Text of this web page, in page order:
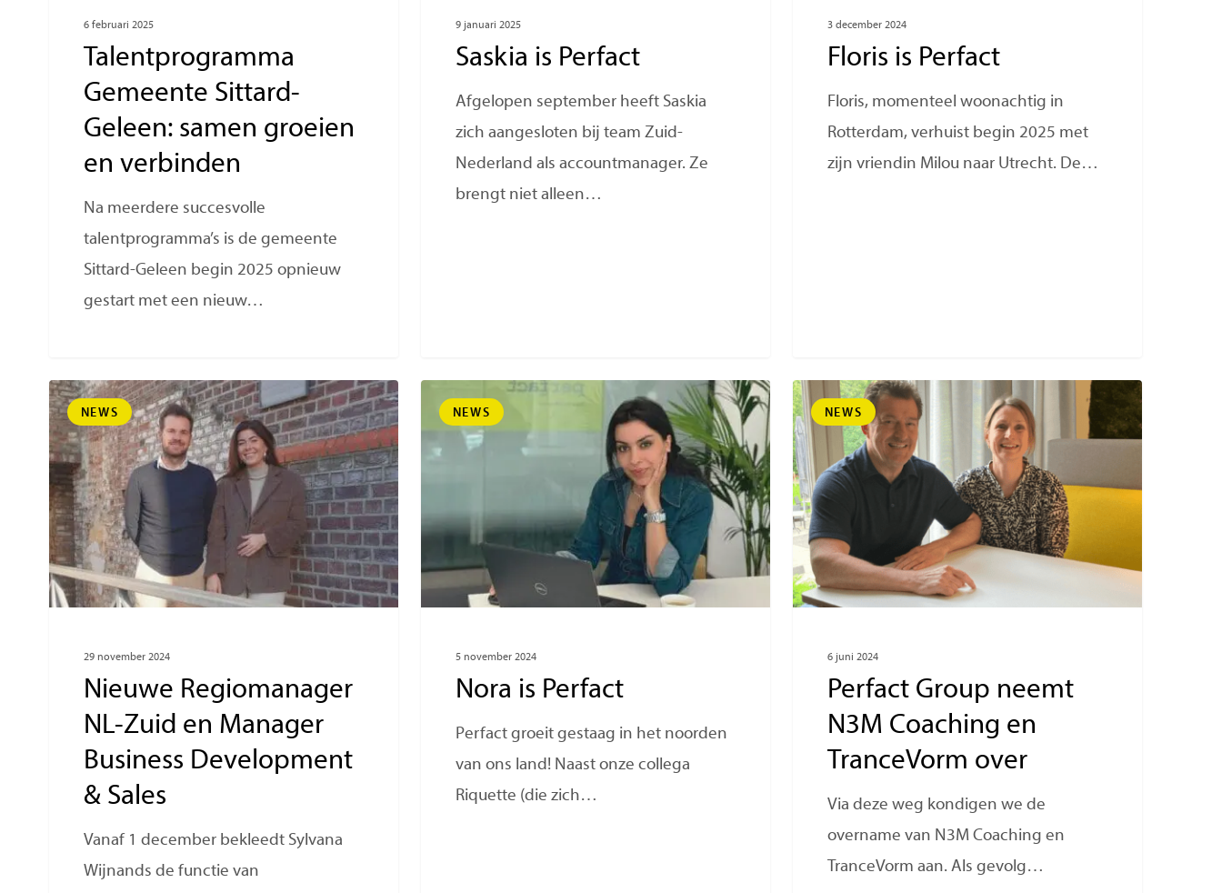
6 februari 2025
Talentprogramma
Gemeente Sittard-
Geleen: samen groeien
en verbinden
Na meerdere succesvolle
talentprogramma’s is de gemeente
Sittard-Geleen begin 2025 opnieuw
gestart met een nieuw…
9 januari 2025
Saskia is Perfact
Afgelopen september heeft Saskia
zich aangesloten bij team Zuid-
Nederland als accountmanager. Ze
brengt niet alleen…
3 december 2024
Floris is Perfact
Floris, momenteel woonachtig in
Rotterdam, verhuist begin 2025 met
zijn vriendin Milou naar Utrecht. De…
NEWS
29 november 2024
Nieuwe Regiomanager
NL-Zuid en Manager
Business Development
& Sales
Vanaf 1 december bekleedt Sylvana
Wijnands de functie van
NEWS
5 november 2024
Nora is Perfact
Perfact groeit gestaag in het noorden
van ons land! Naast onze collega
Riquette (die zich…
NEWS
6 juni 2024
Perfact Group neemt
N3M Coaching en
TranceVorm over
Via deze weg kondigen we de
overname van N3M Coaching en
TranceVorm aan. Als gevolg…